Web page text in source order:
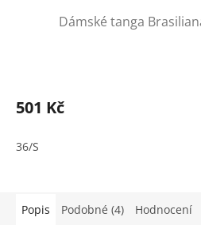
Dámské tanga
501 Kč
36/S
Popis Podobné (4) Hodnocení